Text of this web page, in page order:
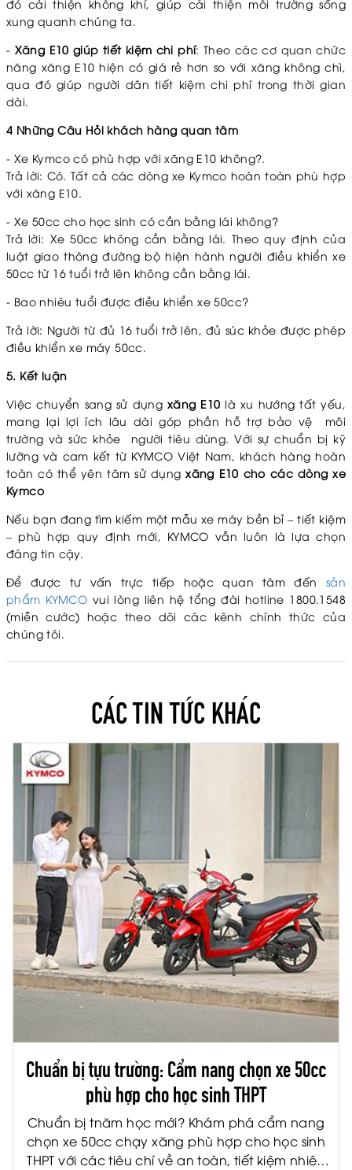
đó cải thiện không khí, giúp cải thiện môi trường sống
xung quanh chúng ta.
- Xăng E10 giúp tiết kiệm chi phí: Theo các cơ quan chức
năng xăng E10 hiện có giá rẻ hơn so với xăng không chì,
qua đó giúp người dân tiết kiệm chi phí trong thời gian
dài.
4 Những Câu Hỏi khách hàng quan tâm
- Xe Kymco có phù hợp với xăng E10 không?.
Trả lời: Có. Tất cả các dòng xe Kymco hoàn toàn phù hợp
với xăng E10.
- Xe 50cc cho học sinh có cần bằng lái không?
Trả lời: Xe 50cc không cần bằng lái. Theo quy định của
luật giao thông đường bộ hiện hành người điều khiển xe
50cc từ 16 tuổi trở lên không cần bằng lái.
- Bao nhiêu tuổi được điều khiển xe 50cc?
Trả lời: Người từ đủ 16 tuổi trở lên, đủ súc khỏe được phép
điều khiển xe máy 50cc.
5. Kết luận
Việc chuyển sang sử dụng xăng E10 là xu hướng tất yếu,
mang lại lợi ích lâu dài góp phần hỗ trợ bảo vệ môi
trường và sức khỏe người tiêu dùng. Với sự chuẩn bị kỹ
lưỡng và cam kết từ KYMCO Việt Nam, khách hàng hoàn
toàn có thể yên tâm sử dụngxăng E10 cho các dòng xe
Kymco
Nếu bạn đang tìm kiếm một mẫu xe máy bền bỉ – tiết kiệm
– phù hợp quy định mới, KYMCO vẫn luôn là lựa chọn
đáng tin cậy.
Để được tư vấn trực tiếp hoặc quan tâm đến sản
phẩm KYMCO vui lòng liên hệ tổng đài hotline 1800.1548
(miễn cước) hoặc theo dõi các kênh chính thức của
chúng tôi.
CÁC TIN TỨC KHÁC
Chuẩn bị tựu trường: Cẩm nang chọn xe 50cc
phù hợp cho học sinh THPT
Chuẩn bị tnăm học mới? Khám phá cẩm nang
chọn xe 50cc chạy xăng phù hợp cho học sinh
THPT với các tiêu chí về an toàn, tiết kiệm nhiên